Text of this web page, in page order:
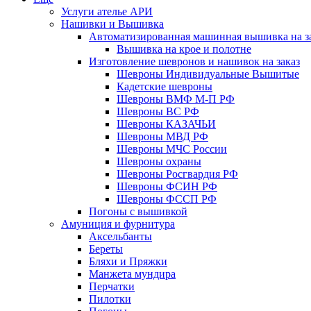
Услуги ателье АРИ
Нашивки и Вышивка
Автоматизированная машинная вышивка на
Вышивка на крое и полотне
Изготовление шевронов и нашивок на заказ
Шевроны Индивидуальные Вышитые
Кадетские шевроны
Шевроны ВМФ М-П РФ
Шевроны ВС РФ
Шевроны КАЗАЧЬИ
Шевроны МВД РФ
Шевроны МЧС России
Шевроны охраны
Шевроны Росгвардия РФ
Шевроны ФСИН РФ
Шевроны ФССП РФ
Погоны с вышивкой
Амуниция и фурнитура
Аксельбанты
Береты
Бляхи и Пряжки
Манжета мундира
Перчатки
Пилотки